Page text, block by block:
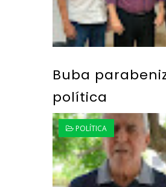
Buba
política
POLÍTICA